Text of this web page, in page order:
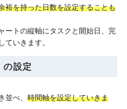
裕を持った日数を設定することも
ートの縦軸にタスクと開始日、完
ていきます。
設定
並べ、 時間軸を設定していきま